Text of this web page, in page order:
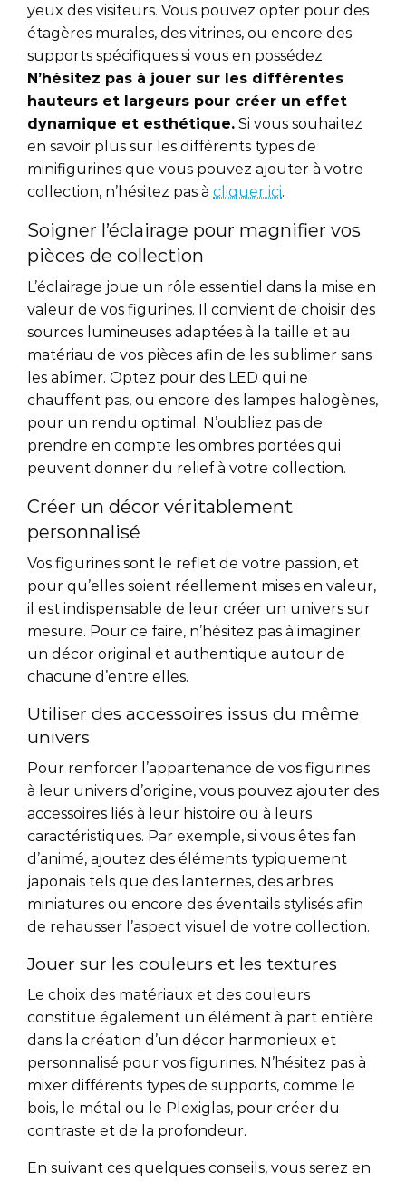
yeux des visiteurs. Vous pouvez opter pour des
étagères murales, des vitrines, ou encore des
supports spécifiques si vous en possédez.
N’hésitez pas à jouer sur les différentes
hauteurs et largeurs pour créer un effet
dynamique et esthétique. Si vous souhaitez
en savoir plus sur les différents types de
minifigurines que vous pouvez ajouter à votre
collection, n’hésitez pas à cliquer ici.
Soigner l’éclairage pour magnifier vos
pièces de collection
L’éclairage joue un rôle essentiel dans la mise en
valeur de vos figurines. Il convient de choisir des
sources lumineuses adaptées à la taille et au
matériau de vos pièces afin de les sublimer sans
les abîmer. Optez pour des LED qui ne
chauffent pas, ou encore des lampes halogènes,
pour un rendu optimal. N’oubliez pas de
prendre en compte les ombres portées qui
peuvent donner du relief à votre collection.
Créer un décor véritablement
personnalisé
Vos figurines sont le reflet de votre passion, et
pour qu’elles soient réellement mises en valeur,
il est indispensable de leur créer un univers sur
mesure. Pour ce faire, n’hésitez pas à imaginer
un décor original et authentique autour de
chacune d’entre elles.
Utiliser des accessoires issus du même
univers
Pour renforcer l’appartenance de vos figurines
à leur univers d’origine, vous pouvez ajouter des
accessoires liés à leur histoire ou à leurs
caractéristiques. Par exemple, si vous êtes fan
d’animé, ajoutez des éléments typiquement
japonais tels que des lanternes, des arbres
miniatures ou encore des éventails stylisés afin
de rehausser l’aspect visuel de votre collection.
Jouer sur les couleurs et les textures
Le choix des matériaux et des couleurs
constitue également un élément à part entière
dans la création d’un décor harmonieux et
personnalisé pour vos figurines. N’hésitez pas à
mixer différents types de supports, comme le
bois, le métal ou le Plexiglas, pour créer du
contraste et de la profondeur.
En suivant ces quelques conseils, vous serez en